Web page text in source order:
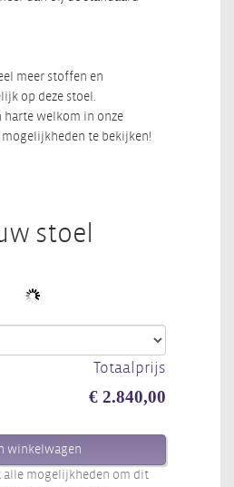
meer stoffen en
op deze stoel.
harte welkom in onze
te bekijken!
stoel
Totaalprijs
€ 2.840,00
winkelwagen
alle mogelijkheden om dit